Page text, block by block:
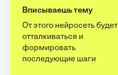
Вписываешь тему
От этого нейросеть будет
отталкиваться и
формировать
последующие шаги